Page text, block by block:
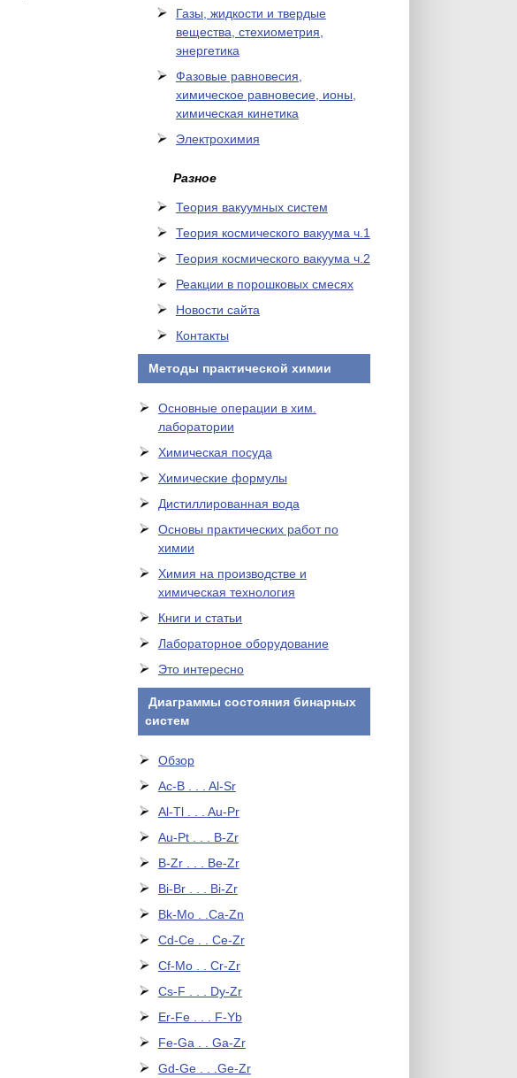
Газы, жидкости и твердые
вещества, стехиометрия,
энергетика
Фазовые равновесия,
химическое равновесие, ионы,
химическая кинетика
Электрохимия
Разное
Теория вакуумных систем
Теория космического вакуума ч.1
Теория космического вакуума ч.2
Реакции в порошковых смесях
Новости сайта
Контакты
Методы практической химии
Основные операции в хим.
лаборатории
Химическая посуда
Химические формулы
Дистиллированная вода
Основы практических работ по
химии
Химия на производстве и
химическая технология
Книги и статьи
Лабораторное оборудование
Это интересно
Диаграммы состояния бинарных
систем
Обзор
Ac-B . . . Al-Sr
Al-Tl . . . Au-Pr
Au-Pt . . . B-Zr
B-Zr . . . Be-Zr
Bi-Br . . . Bi-Zr
Bk-Mo . .Ca-Zn
Cd-Ce . . Ce-Zr
Cf-Mo . . Cr-Zr
Cs-F . . . Dy-Zr
Er-Fe . . . F-Yb
Fe-Ga . . Ga-Zr
Gd-Ge . . .Ge-Zr